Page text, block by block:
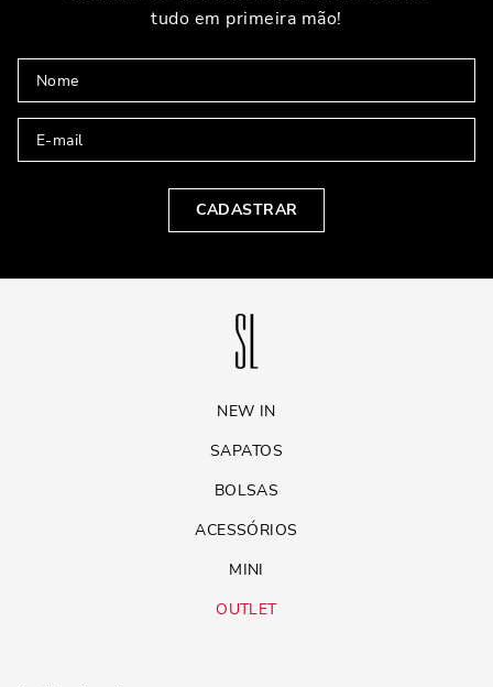
tudo em primeira mão!
CADASTRAR
NEW IN
SAPATOS
BOLSAS
ACESSÓRIOS
MINI
OUTLET